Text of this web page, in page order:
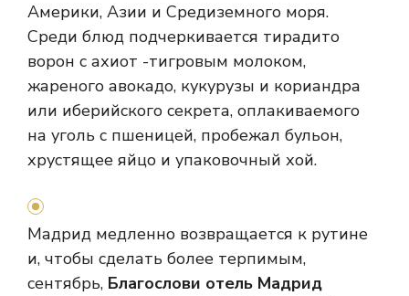
Америки, Азии и Средиземного моря.
Среди блюд подчеркивается тирадито
ворон с ахиот -тигровым молоком,
жареного авокадо, кукурузы и кориандра
или иберийского секрета, оплакиваемого
на уголь с пшеницей, пробежал бульон,
хрустящее яйцо и упаковочный хой.
Мадрид медленно возвращается к рутине
и, чтобы сделать более терпимым,
сентябрь, Благослови отель Мадрид